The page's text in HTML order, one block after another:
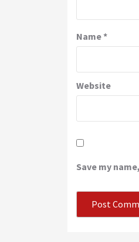
Name*
Website
Save my